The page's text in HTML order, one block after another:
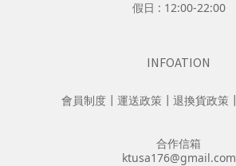
假日 : 12:00-22:00
INFOATION
會員制度 ┃ 運送政策 ┃ 退換貨政策 ┃
合作信箱
ktusa176@gmail.com